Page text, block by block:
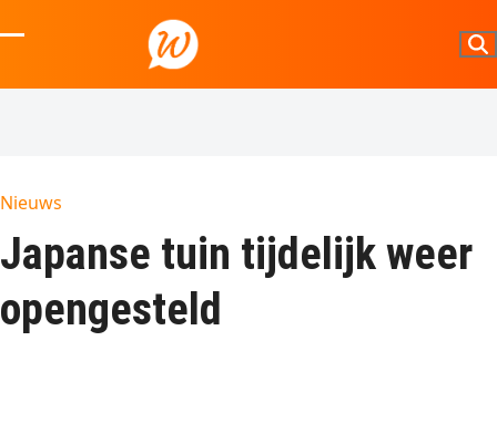
to
mobile
mobile
Nieuws
Japanse tuin tijdelijk weer
opengesteld